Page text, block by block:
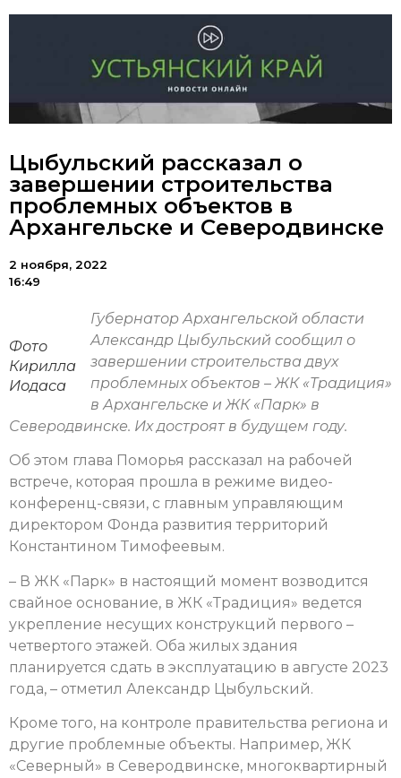
Цыбульский рассказал о
завершении строительства
проблемных объектов в
Архангельске и Северодвинске
2 ноября, 2022
16:49
Фото
Кирилла
Иодаса
Губернатор Архангельской области
Александр Цыбульский сообщил о
завершении строительства двух
проблемных объектов – ЖК «Традиция»
в Архангельске и ЖК «Парк» в
Северодвинске. Их достроят в будущем году.
Об этом глава Поморья рассказал на рабочей
встрече, которая прошла в режиме видео-
конференц-связи, с главным управляющим
директором Фонда развития территорий
Константином Тимофеевым.
– В ЖК «Парк» в настоящий момент возводится
свайное основание, в ЖК «Традиция» ведется
укрепление несущих конструкций первого –
четвертого этажей. Оба жилых здания
планируется сдать в эксплуатацию в августе 2023
года, – отметил Александр Цыбульский.
Кроме того, на контроле правительства региона и
другие проблемные объекты. Например, ЖК
«Северный» в Северодвинске, многоквартирный